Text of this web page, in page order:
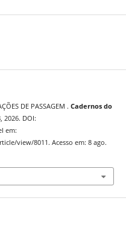
DE PASSAGEM . Cadernos do
2026. DOI:
em:
view/8011. Acesso em: 8 ago.